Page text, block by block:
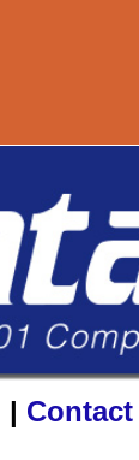
| Contact